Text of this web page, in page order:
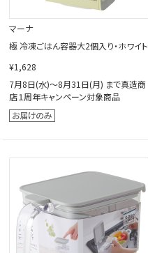
マーナ
極 冷凍ごはん容器大2個入り・ホワイト
¥1,628
7月8日(水)～8月31日(月) まで真造商
店１周年キャンペーン対象商品